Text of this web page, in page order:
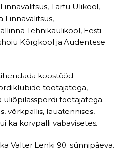
Tartu Ülikool,
Linnavalitsus,
Tehnikaülikool, Eesti
Kõrgkool ja Audentese
koostööd
töötajatega,
üliõpilasspordi toetajatega.
võrkpallis, lauatennises,
ka korvpalli vabavisetes.
Valter Lenki 90. sünnipäeva.